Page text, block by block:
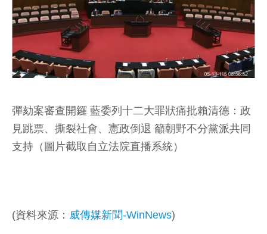
彈劾案審查開鑼 藍委列十二大罪狀痛批賴清德：政
見跳票、撕裂社會、憲政倒退 籲朝野不分黨派共同
支持（圖片截取自立法院直播系統）
(資料來源： 威傳媒新聞-WinNews)